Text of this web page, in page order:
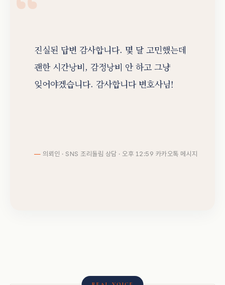
진실된 답변 감사합니다. 몇 달 고민했는데
괜한 시간낭비, 감정낭비 안 하고 그냥
잊어야겠습니다. 감사합니다 변호사님!
의뢰인 · SNS 조리돌림 상담 · 오후 12:59 카카오톡 메시지